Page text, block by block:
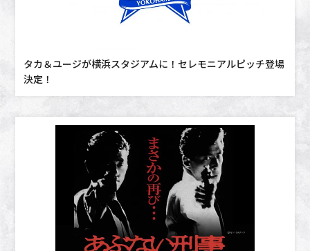
タカ＆ユージが横浜スタジアムに！セレモニアルピッチ登場
決定！